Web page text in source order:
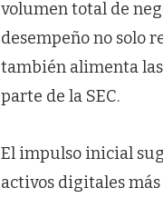
volumen total de
desempeño no solo
también alimenta
parte de la SEC.
El impulso inicial
activos digitales